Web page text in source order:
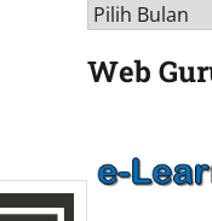
Web